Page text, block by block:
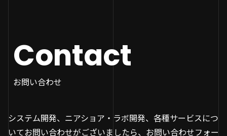
Contact
お問い合わせ
システム開発、ニアショア・ラボ開発、各種サービスにつ
いてお問い合わせがございましたら、お問い合わせフォー